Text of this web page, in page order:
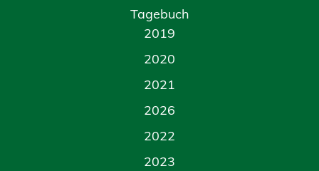
Tagebuch
2019
2020
2021
2026
2022
2023